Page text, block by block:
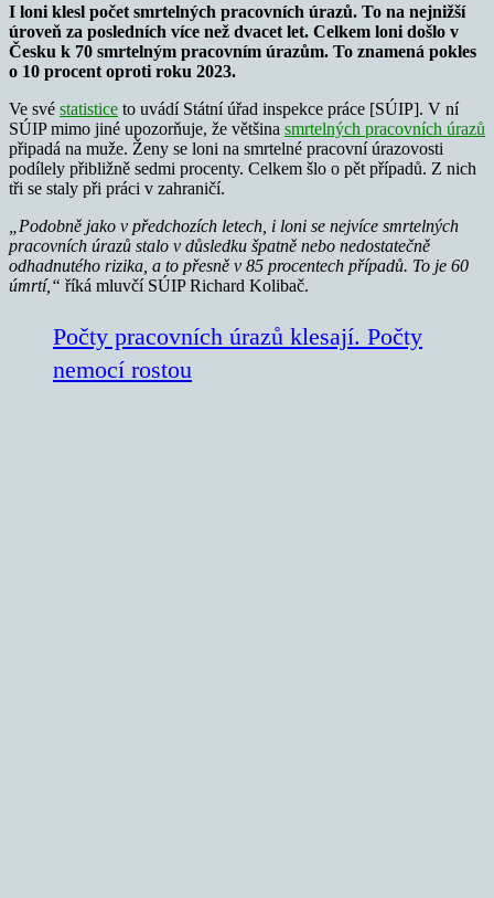
I loni klesl počet smrtelných pracovních úrazů. To na nejnižší
úroveň za posledních více než dvacet let. Celkem loni došlo v
Česku k 70 smrtelným pracovním úrazům. To znamená pokles
o 10 procent oproti roku 2023.
Ve své statistice to uvádí Státní úřad inspekce práce [SÚIP]. V ní
SÚIP mimo jiné upozorňuje, že většina smrtelných pracovních úrazů
připadá na muže. Ženy se loni na smrtelné pracovní úrazovosti
podílely přibližně sedmi procenty. Celkem šlo o pět případů. Z nich
tři se staly při práci v zahraničí.
„Podobně jako v předchozích letech, i loni se nejvíce smrtelných
pracovních úrazů stalo v důsledku špatně nebo nedostatečně
odhadnutého rizika, a to přesně v 85 procentech případů. To je 60
úmrtí,“ říká mluvčí SÚIP Richard Kolibač.
Počty pracovních úrazů klesají. Počty
nemocí rostou